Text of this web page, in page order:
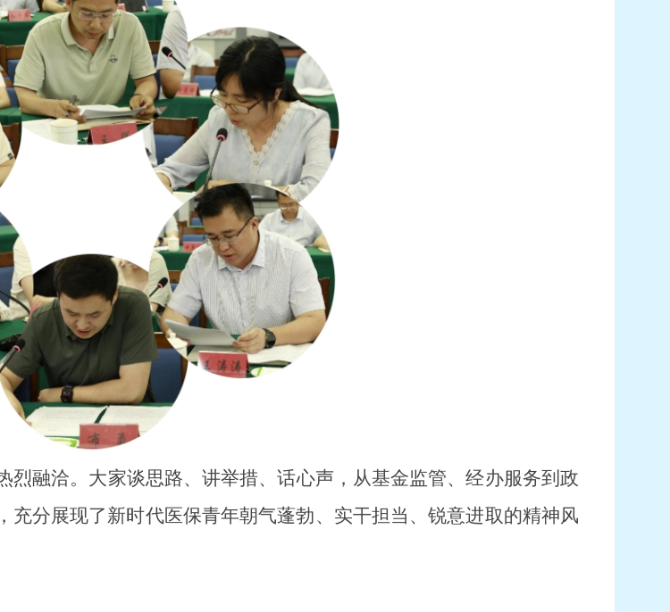
烈融洽。大家谈思路、讲举措、话心声，从基金监管、经办服务到政
分展现了新时代医保青年朝气蓬勃、实干担当、锐意进取的精神风